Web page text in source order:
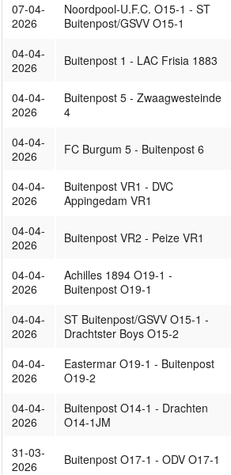
07-04-
2026
Noordpool-U.F.C. O15-1 - ST
Buitenpost/GSVV O15-1
04-04-
2026
Buitenpost 1 - LAC Frisia 1883
04-04-
2026
Buitenpost 5 - Zwaagwesteinde
4
04-04-
2026
FC Burgum 5 - Buitenpost 6
04-04-
2026
Buitenpost VR1 - DVC
Appingedam VR1
04-04-
2026
Buitenpost VR2 - Peize VR1
04-04-
2026
Achilles 1894 O19-1 -
Buitenpost O19-1
04-04-
2026
ST Buitenpost/GSVV O15-1 -
Drachtster Boys O15-2
04-04-
2026
Eastermar O19-1 - Buitenpost
O19-2
04-04-
2026
Buitenpost O14-1 - Drachten
O14-1JM
31-03-
2026
Buitenpost O17-1 - ODV O17-1